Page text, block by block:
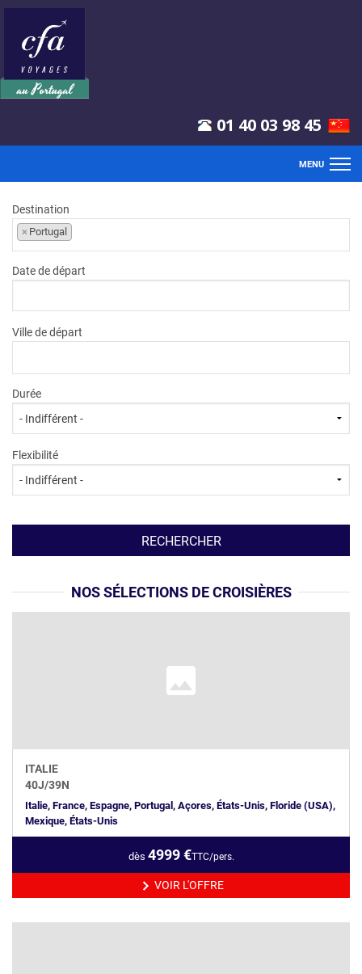
01 40 03 98 45
MENU
VOLS
SÉJOURS
CLUBS
CROISIÈRES
LOCATION
Destination
× Portugal
Date de départ
Ville de départ
Durée
Flexibilité
NOS SÉLECTIONS DE CROISIÈRES
ITALIE
40J/39N
Italie, France, Espagne, Portugal, Açores, États-Unis, Floride (USA),
Mexique, États-Unis
dès 4999€TTC/pers.
VOIR L'OFFRE